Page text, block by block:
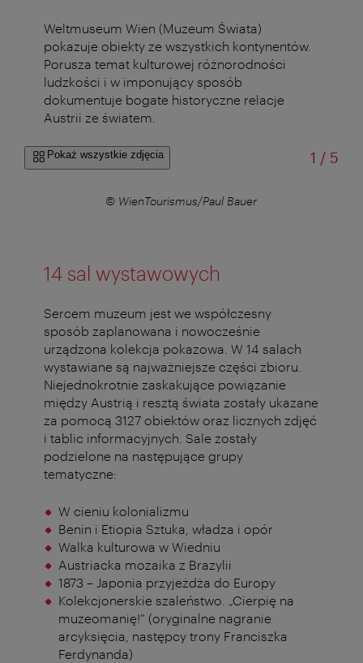
Weltmuseum Wien (Muzeum Świata)
pokazuje obiekty ze wszystkich kontynentów.
Porusza temat kulturowej różnorodności
ludzkości i w imponujący sposób
dokumentuje bogate historyczne relacje
Austrii ze światem.
Pokaż wszystkie zdjęcia 1 /od
5
© WienTourismus/Paul Bauer
14 sal wystawowych
Sercem muzeum jest we współczesny
sposób zaplanowana i nowocześnie
urządzona kolekcja pokazowa. W 14 salach
wystawiane są najważniejsze części zbioru.
Niejednokrotnie zaskakujące powiązanie
między Austrią i resztą świata zostały ukazane
za pomocą 3127 obiektów oraz licznych zdjęć
i tablic informacyjnych. Sale zostały
podzielone na następujące grupy
tematyczne:
W cieniu kolonializmu
Benin i Etiopia Sztuka, władza i opór
Walka kulturowa w Wiedniu
Austriacka mozaika z Brazylii
1873 – Japonia przyjeżdża do Europy
Kolekcjonerskie szaleństwo. „Cierpię na
muzeomanię!” (oryginalne nagranie
arcyksięcia, następcy trony Franciszka
Ferdynanda)